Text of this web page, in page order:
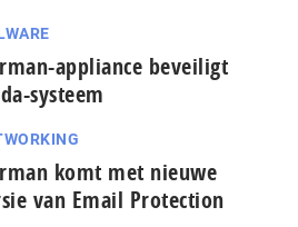
appliance beveiligt
systeem
komt met nieuwe
van Email Protection